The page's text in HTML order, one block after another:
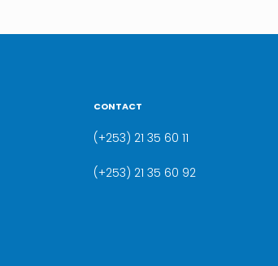
CONTACT
(+253) 21 35 60 11
(+253) 21 35 60 92